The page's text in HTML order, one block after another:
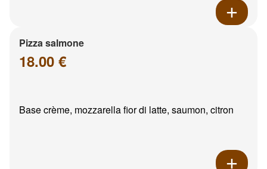
Pizza salmone
18.00 €
Base crème, mozzarella fior di latte, saumon, citron